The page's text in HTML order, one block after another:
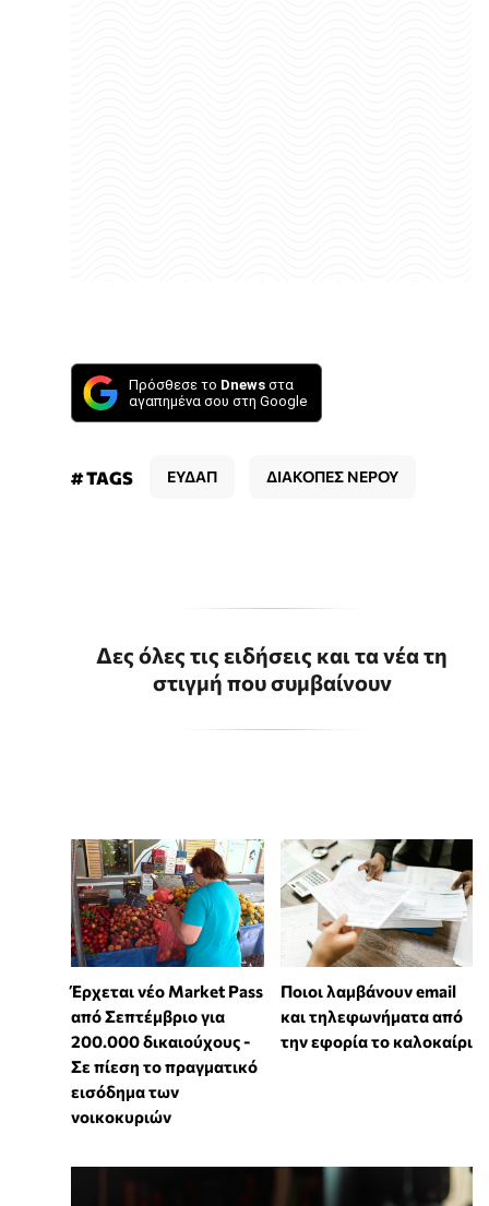
Πρόσθεσε το Dnews στα
αγαπημένα σου στη Google
# TAGS ΕΥΔΑΠ ΔΙΑΚΟΠΕΣ ΝΕΡΟΥ
Δες όλες τις ειδήσεις και τα νέα τη
στιγμή που συμβαίνουν
Έρχεται νέο Market Pass
από Σεπτέμβριο για
200.000 δικαιούχους -
Σε πίεση το πραγματικό
εισόδημα των
νοικοκυριών
Ποιοι λαμβάνουν email
και τηλεφωνήματα από
την εφορία το καλοκαίρι